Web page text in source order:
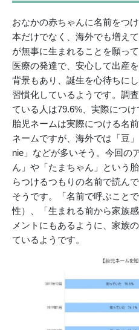
おなかの赤ちゃんに名前をつ
本だけでなく、海外でも増え
が無事に生まれることを願っ
医療の発達で、安心して出産
背景もあり、誕生を心待ちに
習慣化しているようです。調
ている人は79.6%、実際につけ
胎児ネームは実際につける名
ネームですが、海外では「豆
nie」などが多いそう。今回の
ん」や「たまちゃん」という
らつけるつもりの名前で読ん
そうです。「名前で呼ぶこと
性）、「生まれる前から家族
メントにもあるように、家族
ているようです。